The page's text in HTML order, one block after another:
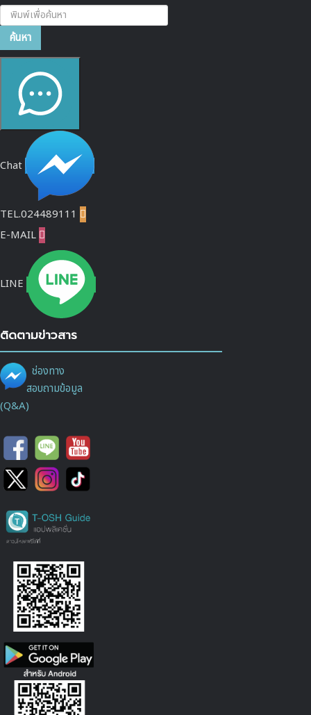
ค้นหา...
ค้นหา
Chat
TEL.024489111 
E-MAIL 
LINE
ติดตามข่าวสาร
ช่องทาง
สอบถามข้อมูล
(Q&A)